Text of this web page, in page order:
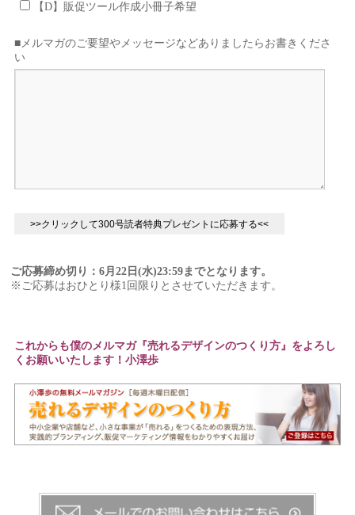
【D】販促ツール作成小冊子希望
■メルマガのご要望やメッセージなどありましたらお書きくださ
い
ご応募締め切り：6月22日(水)23:59までとなります。
※ご応募はおひとり様1回限りとさせていただきます。
これからも僕のメルマガ『売れるデザインのつくり方』をよろし
くお願いいたします！小澤歩